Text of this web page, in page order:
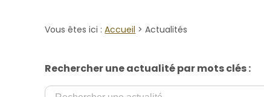
Vous êtes ici : Accueil > Actualités
Rechercher une actualité par mots clés :